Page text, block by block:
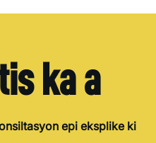
ka a
epi eksplike ki